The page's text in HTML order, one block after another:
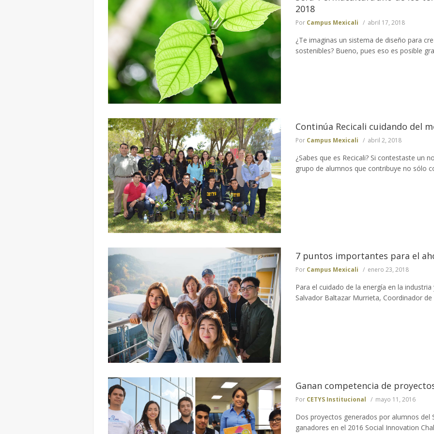
2018
Por Campus Mexicali abril 17, 2018
¿Te imaginas un sistema de diseño para
sostenibles? Bueno, pues eso es posible
Continúa Recicali cuidando del
Por Campus Mexicali abril 2, 2018
¿Sabes que es Recicali? Si contestaste un
grupo de alumnos que contribuye no sólo
7 puntos importantes para el
Por Campus Mexicali enero 23, 2018
Para el cuidado de la energía en la
Salvador Baltazar Murrieta, Coordinador de
Ganan competencia de
Por CETYS Institucional mayo 11, 2016
Dos proyectos generados por alumnos del
ganadores en el 2016 Social Innovation